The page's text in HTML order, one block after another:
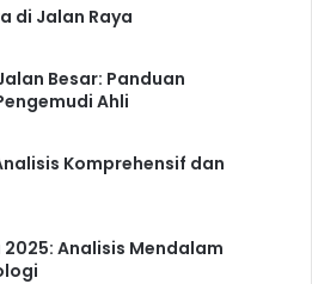
di Jalan Raya
Besar: Panduan
Ahli
Komprehensif dan
Analisis Mendalam